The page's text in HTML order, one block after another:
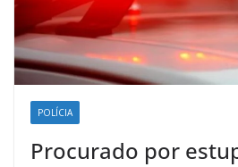
POLÍCIA
Procurado por